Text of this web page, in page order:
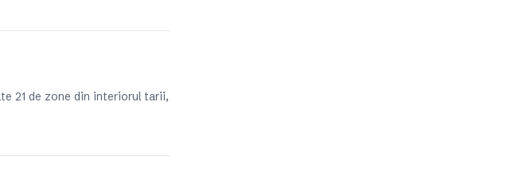
21 de zone din interiorul tarii,